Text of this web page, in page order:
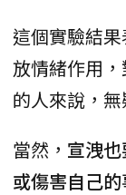
這個實驗結
放情緒作用
的人來說，
當然， 宣洩
或傷害自己